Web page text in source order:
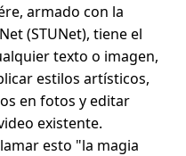
armado con la
(STUNet), tiene el
texto o imagen,
estilos artísticos,
en fotos y editar
existente.
esto "la magia